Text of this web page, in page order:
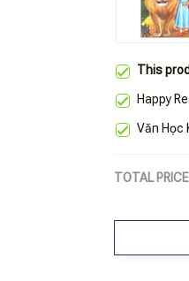
This
Happy
Văn Học
TOTAL PRICE